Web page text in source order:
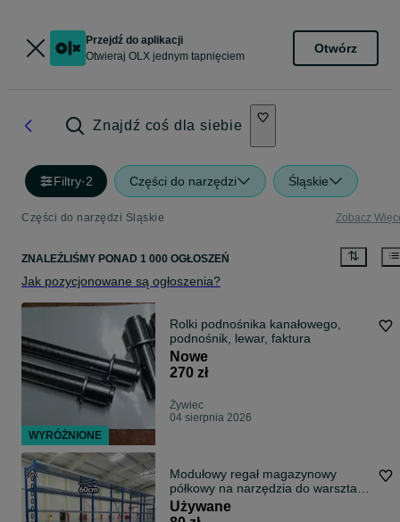
Przejdź do aplikacji
Otwieraj OLX jednym tapnięciem
Otwórz
Znajdź coś dla siebie
Filtry·2 Części do narzędzi Śląskie
Części do narzędzi Śląskie Zobacz
ZNALEŹLIŚMY PONAD 1 000 OGŁOSZEŃ
Jak pozycjonowane są ogłoszenia?
Rolki podnośnika kanałowego,
podnośnik, lewar, faktura
Nowe
270 zł
Żywiec
04 sierpnia 2026
Modułowy regał magazynowy
półkowy na narzędzia do warsztatu
garażu
Używane
WYRÓŻNIONE